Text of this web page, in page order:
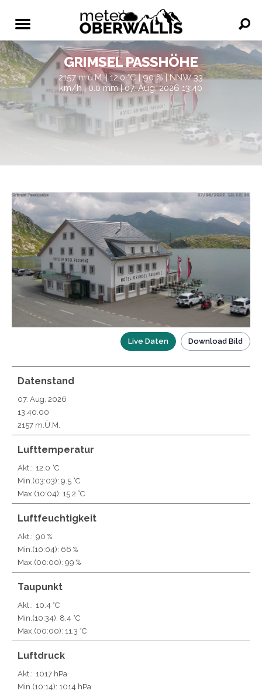
GRIMSEL PASSHÖHE
2157 m.ü.M. | 12.0 °C | 90 % | NNW 33
km/h | 0.0 mm | 07. Aug. 2026 13:40
Live Daten Download Bild
Datenstand
07. Aug. 2026
13:40:00
2157 m.Ü.M.
Lufttemperatur
Akt.: 12.0 °C
Min. (03:03): 9.5 °C
Max. (10:04): 15.2 °C
Luftfeuchtigkeit
Akt.: 90 %
Min. (10:04): 66 %
Max. (00:00): 99 %
Taupunkt
Akt.: 10.4 °C
Min. (10:34): 8.4 °C
Max. (00:00): 11.3 °C
Luftdruck
Akt.: 1017 hPa
Min. (10:14): 1014 hPa